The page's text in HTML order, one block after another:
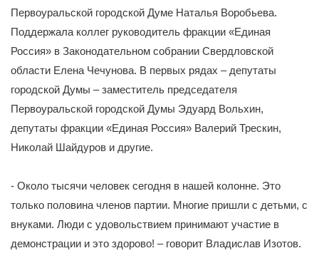
Первоуральской городской Думе Наталья Воробьева.
Поддержала коллег руководитель фракции «Единая
Россия» в Законодательном собрании Свердловской
области Елена Чечунова. В первых рядах – депутаты
городской Думы – заместитель председателя
Первоуральской городской Думы Эдуард Вольхин,
депутаты фракции «Единая Россия» Валерий Трескин,
Николай Шайдуров и другие.
- Около тысячи человек сегодня в нашей колонне. Это
только половина членов партии. Многие пришли с детьми, с
внуками. Люди с удовольствием принимают участие в
демонстрации и это здорово! – говорит Владислав Изотов.